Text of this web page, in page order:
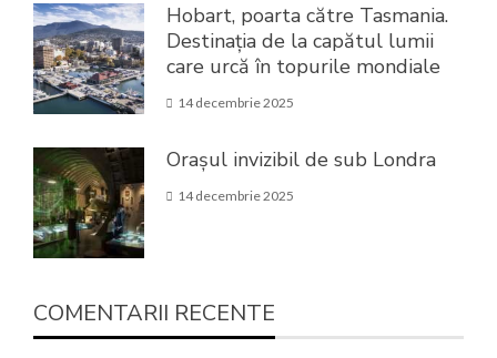
Hobart, poarta către Tasmania.
Destinația de la capătul lumii
care urcă în topurile mondiale
14 decembrie 2025
Orașul invizibil de sub Londra
14 decembrie 2025
COMENTARII RECENTE